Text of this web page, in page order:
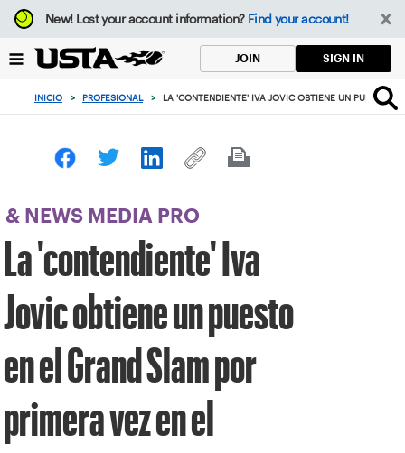
Enfoque
desde
botón
volver
principio
New!Lost your account information? Find your account!
JOIN SIGN IN
INICIO > PROFESIONAL > LA 'CONTENDIENTE' IVA JOVIC OBTIENE UN PUESTO
& NEWS MEDIA PRO
La 'contendiente' Iva
Jovic obtiene un puesto
en el Grand Slam por
primera vez en el